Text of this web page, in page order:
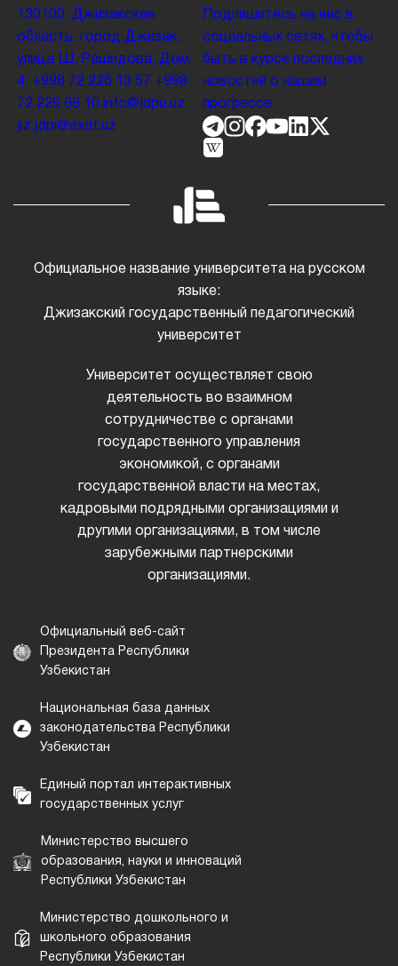
130100. Джизакская
область, город Джизак,
улица Ш. Рашидова, Дом
4. +998 72 226 13 57 +998
72 226 68 10
info@jdpu.uz
jiz.jdpi@exat.uz
Подпишитесь на нас в
социальных сетях, чтобы
быть в курсе последних
новостей о нашем
прогрессе.
Официальное название университета на русском
языке:
Джизакский государственный педагогический
университет
Университет осуществляет свою
деятельность во взаимном
сотрудничестве с органами
государственного управления
экономикой, с органами
государственной власти на местах,
кадровыми подрядными организациями и
другими организациями, в том числе
зарубежными партнерскими
организациями.
Официальный веб-сайт
Президента Республики
Узбекистан
Национальная база данных
законодательства Республики
Узбекистан
Единый портал интерактивных
государственных услуг
Министерство высшего
образования, науки и инноваций
Республики Узбекистан
Министерство дошкольного и
школьного образования
Республики Узбекистан